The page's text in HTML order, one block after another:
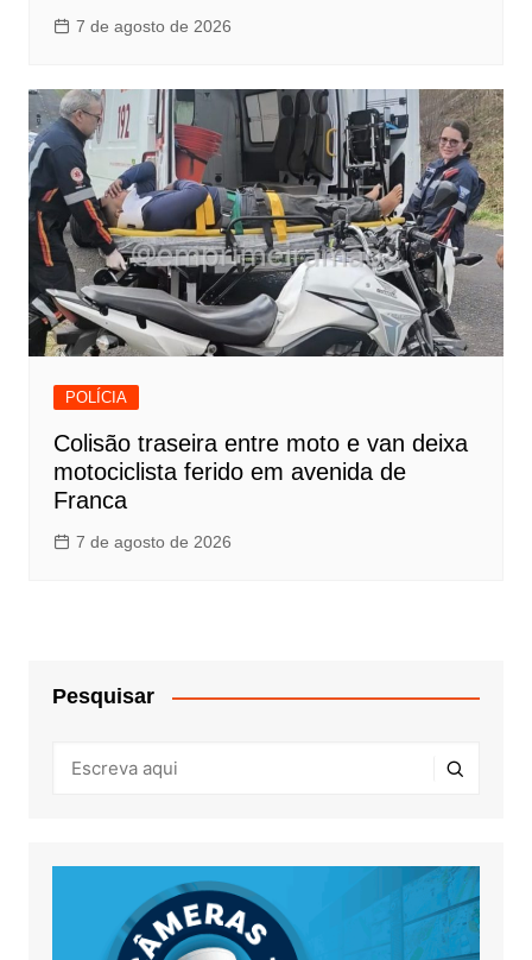
7 de agosto de 2026
POLÍCIA
Colisão traseira entre moto e van deixa
motociclista ferido em avenida de
Franca
7 de agosto de 2026
Pesquisar